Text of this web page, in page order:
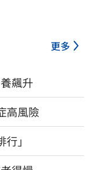
更多
飆升
高風險
」